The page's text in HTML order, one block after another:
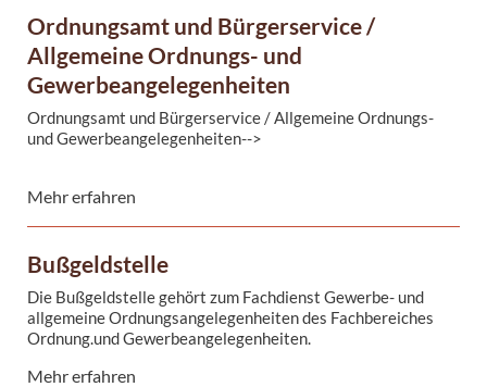
sich mit:Großveranstaltungen
Märkte
Jagdwesen
Fischereiangelegenheiten
Veranstaltungen
Hundehaltung
Ordnungsamt und Bürgerservice /
Allgemeine Ordnungs- und
Gewerbeangelegenheiten
Ordnungsamt und Bürgerservice / Allgemeine Ordnungs-
und Gewerbeangelegenheiten-->
Mehr erfahren
Bußgeldstelle
Die Bußgeldstelle gehört zum Fachdienst Gewerbe- und
allgemeine Ordnungsangelegenheiten des Fachbereiches
Ordnung.und Gewerbeangelegenheiten.
Mehr erfahren